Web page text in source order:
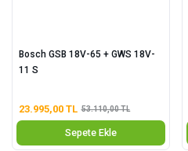
Bosch GSB 18V-65 + GWS 18V-
11 S
23.995,00 TL 53.110,00 TL
Sepete Ekle